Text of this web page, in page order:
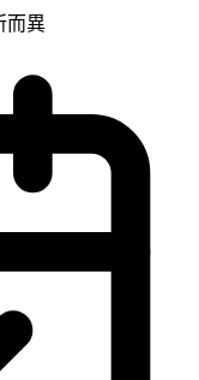
而異